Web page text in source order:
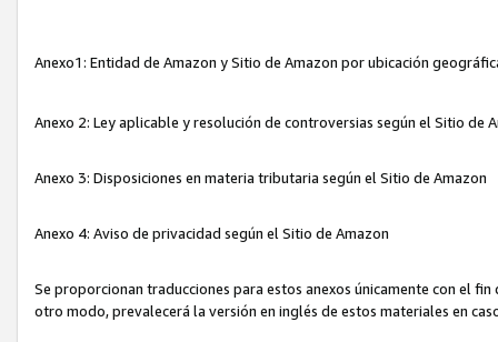
Anexo1: Entidad de Amazon y Sitio de Amazon por ubicación
Anexo 2: Ley aplicable y resolución de controversias según el Sitio de
Anexo 3: Disposiciones en materia tributaria según el Sitio de Amazon
Anexo 4: Aviso de privacidad según el Sitio de Amazon
Se proporcionan traducciones para estos anexos únicamente con el
otro modo, prevalecerá la versión en inglés de estos materiales en